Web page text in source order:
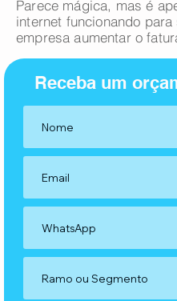
Parece mágica, mas é
internet funcionando para
empresa aumentar o
Receba um